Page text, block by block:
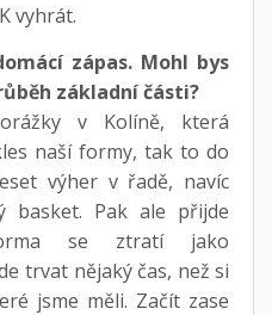
vyhrát.
zápas. Mohl bys
základní části?
v Kolíně, která
naší formy, tak to do
výher v řadě, navíc
basket. Pak ale přijde
se ztratí jako
trvat nějaký čas, než si
jsme měli. Začít zase